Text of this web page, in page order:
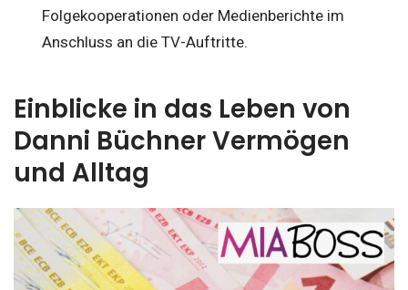
Folgekooperationen oder Medienberichte im
Anschluss an die TV-Auftritte.
Einblicke in das Leben von
Danni Büchner Vermögen
und Alltag